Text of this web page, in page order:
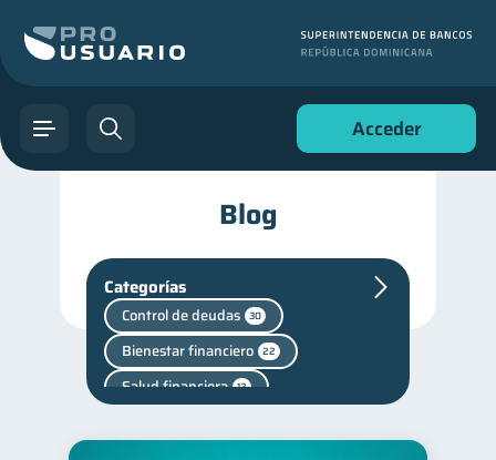
Acceder
Blog
Categorías
Control de deudas 30
Bienestar financiero 22
Salud financiera 12